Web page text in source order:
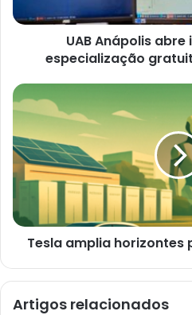
e
e
UAB Anápolis
especialização
Tesla amplia horizontes
Artigos relacionados